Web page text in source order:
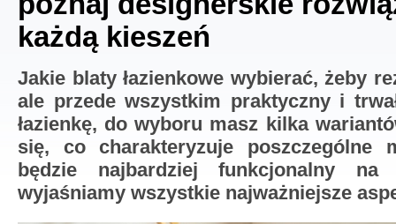
każdą kieszeń
Jakie blaty łazienkowe wybierać, żeby
ale przede wszystkim praktyczny i
łazienkę, do wyboru masz kilka
się, co charakteryzuje poszczególne
będzie najbardziej funkcjonalny
wyjaśniamy wszystkie najważniejsze